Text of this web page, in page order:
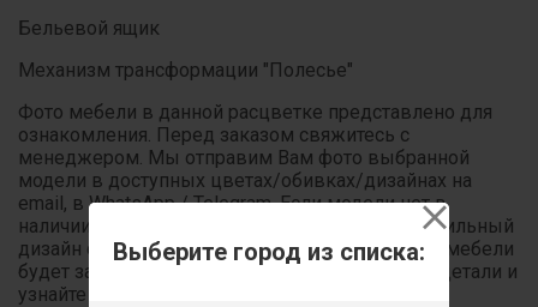
Выберите город из списка:
Бельевой ящик
Механизм трансформации "Полесье"
Фото мебели в данной расцветке представлено для
ознакомления. Перед заказом свяжитесь с
менеджером. Мы отправим Вам фото выбранной
модели в доступных цветах/обивках/дизайнах на
email, в WhatsApp / Telegram. Если модели нет в
наличии, мы выполним индивидуальный текстильный
дизайн с учётом Ваших пожеланий! Стоимость мебели
будет зависеть от выбранной ткани. Обсудите детали и
узнайте о наличии по телефонам: